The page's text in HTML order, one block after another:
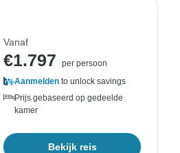
Vanaf
€1.797
per persoon
Aanmelden to unlock savings
Prijs gebaseerd op gedeelde
kamer
Bekijk reis